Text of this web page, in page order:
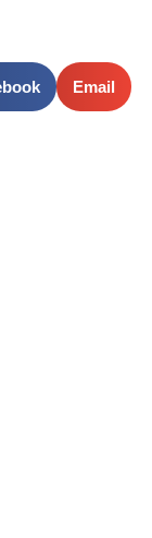
Email